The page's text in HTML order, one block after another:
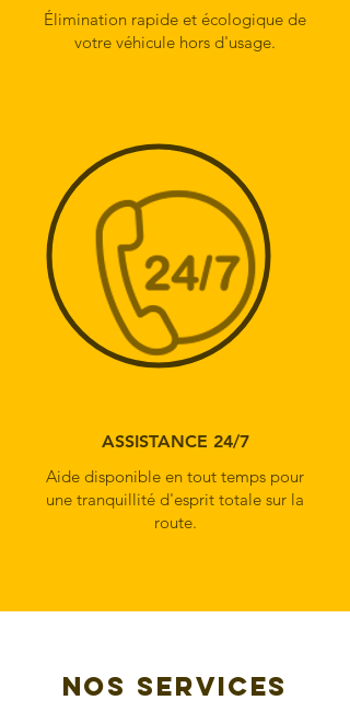
Élimination rapide et écologique de
votre véhicule hors d'usage.
ASSISTANCE 24/7
Aide disponible en tout temps pour
une tranquillité d'esprit totale sur la
route.
Nos services